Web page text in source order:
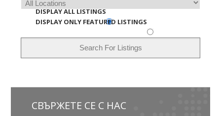
DISPLAY ALL LISTINGS
DISPLAY ONLY FEATURED LISTINGS
СВЪРЖЕТЕ СЕ С НАС